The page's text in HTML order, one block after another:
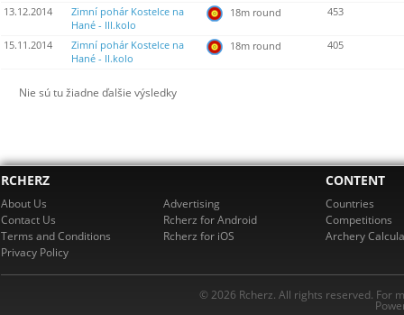
13.12.2014
Zimní pohár Kostelce na
Hané - III.kolo
18m round 453
15.11.2014
Zimní pohár Kostelce na
Hané - II.kolo
18m round 405
Nie sú tu žiadne ďalšie výsledky
RCHERZ
About Us
Contact Us
Terms and Conditions
Privacy Policy
Advertising
Rcherz for Android
Rcherz for iOS
CONTENT
Countries
Competitions
Archery
© 2026 Rcherz. All rights reserved. For